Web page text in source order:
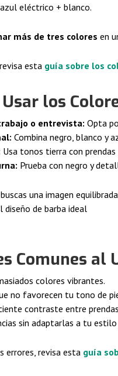
eléctrico + blanco.
más de tres colores en
esta guía sobre los
los
o entrevista: Opta
Combina negro, blanco y
Usa tonos tierra con
Prueba con negro y
una imagen
Comunes al
colores vibrantes.
no favorecen tu tono de
contraste entre
sin adaptarlas a tu
errores, revisa esta guía